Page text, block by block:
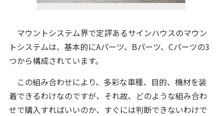
マウントシステム界で定評あるサインハウスのマウン
トシステムは、基本的にAパーツ、Bパーツ、Cパーツの3
つから構成されています。
この組み合わせにより、多彩な車種、目的、機材を装
着できるわけなのですが、それ故、どのような組み合わ
せで購入すればいいのか、すぐには判断できないわけで